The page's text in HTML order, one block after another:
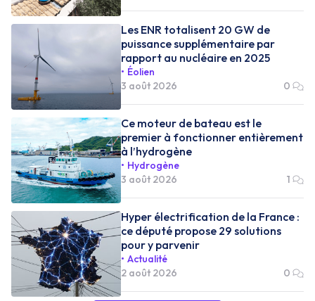
Les ENR totalisent 20 GW de
puissance supplémentaire par
rapport au nucléaire en 2025
Éolien
3 août 2026
0
Ce moteur de bateau est le
premier à fonctionner entièrement
à l’hydrogène
Hydrogène
3 août 2026
1
Hyper électrification de la France :
ce député propose 29 solutions
pour y parvenir
Actualité
2 août 2026
0